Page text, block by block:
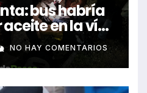
bus habría
en la vía
siniestrado
NO HAY COMENTARIOS